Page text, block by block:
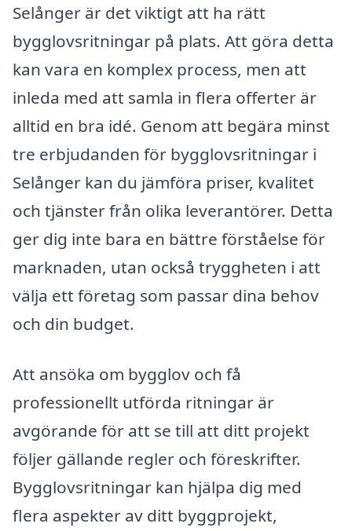
Selånger är det viktigt att ha rätt
bygglovsritningar på plats. Att göra detta
kan vara en komplex process, men att
inleda med att samla in flera offerter är
alltid en bra idé. Genom att begära minst
tre erbjudanden för bygglovsritningar i
Selånger kan du jämföra priser, kvalitet
och tjänster från olika leverantörer. Detta
ger dig inte bara en bättre förståelse för
marknaden, utan också tryggheten i att
välja ett företag som passar dina behov
och din budget.
Att ansöka om bygglov och få
professionellt utförda ritningar är
avgörande för att se till att ditt projekt
följer gällande regler och föreskrifter.
Bygglovsritningar kan hjälpa dig med
flera aspekter av ditt byggprojekt,